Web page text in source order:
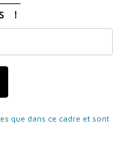
!
que dans ce cadre et sont